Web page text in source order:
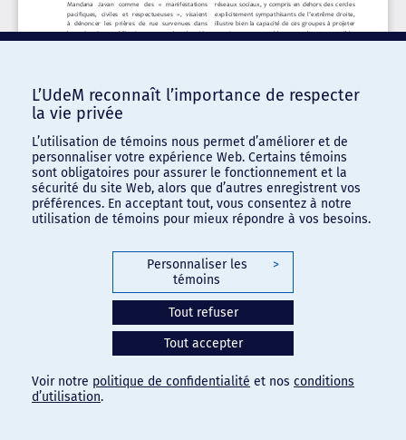
L’UdeM reconnaît l’importance de respecter
la vie privée
L’utilisation de témoins nous permet d’améliorer et de
personnaliser votre expérience Web. Certains témoins
sont obligatoires pour assurer le fonctionnement et la
sécurité du site Web, alors que d’autres enregistrent vos
préférences. En acceptant tout, vous consentez à notre
utilisation de témoins pour mieux répondre à vos besoins.
Personnaliser les
témoins
>
Tout refuser
Tout accepter
Voir notre politique de confidentialité et nos conditions
d’utilisation.